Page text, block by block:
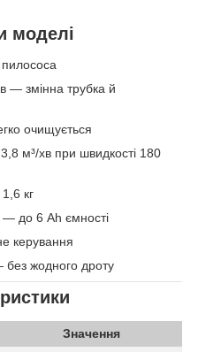
моделі
пилососа
— змінна трубка й
очищується
м³/хв при швидкості 180
кг
— до 6 Ah ємності
керування
жодного дроту
Значення